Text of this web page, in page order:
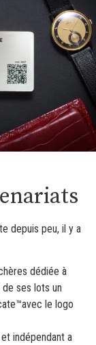
depuis peu, il y a
dédiée à
de ses lots un
le logo
indépendant a